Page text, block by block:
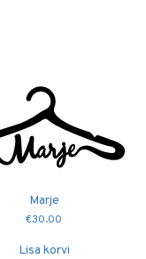
Marje
€30.00
Lisa korvi